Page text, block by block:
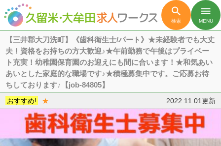

検索
menu
MENU
【三井郡大刀洗町】《歯科衛生士/パート》★未経験者でも大丈
夫！資格をお持ちの方大歓迎♪★午前勤務で午後はプライベー
ト充実！幼稚園保育園のお迎えにも間に合います！★和気あい
あいとした家庭的な職場です♪★積極募集中です。ご応募お待
ちしております♪【job-84805】
おすすめ! ★ 2022.11.01更新